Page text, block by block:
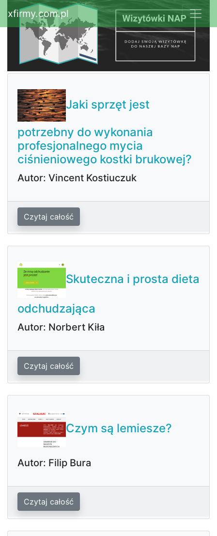
xfirmy.com.pl
Jaki sprzęt jest
potrzebny do wykonania
profesjonalnego mycia
ciśnieniowego kostki brukowej?
Autor: Vincent Kostiuczuk
Czytaj całość
Skuteczna i prosta dieta
odchudzająca
Autor: Norbert Kiła
Czytaj całość
Czym są lemiesze?
Autor: Filip Bura
Czytaj całość